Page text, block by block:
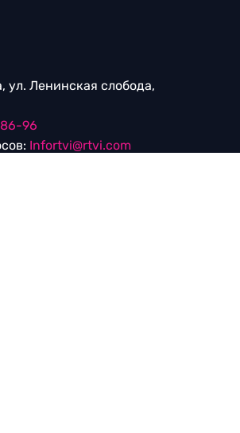
ул. Ленинская слобода,
96
Infortvi@rtvi.com